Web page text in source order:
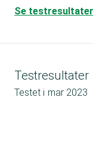
Se testresultater
Testresultater
Testet i mar 2023